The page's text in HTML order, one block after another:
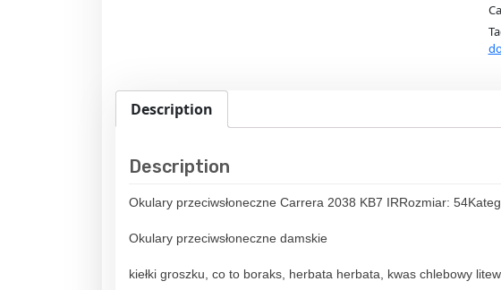
Description
Description
Okulary przeciwsłoneczne Carrera 2038 KB7 IRRozmiar:
Okulary przeciwsłoneczne damskie
kiełki groszku, co to boraks, herbata herbata, kwas chlebowy